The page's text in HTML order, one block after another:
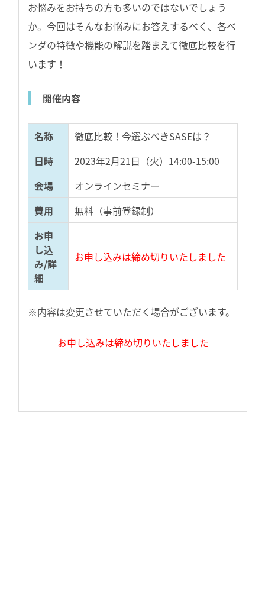
お悩みをお持ちの方も多いのではないでしょう
か。今回はそんなお悩みにお答えするべく、各ベ
ンダの特徴や機能の解説を踏まえて徹底比較を行
います！
開催内容
名称
徹底比較！今選ぶべきSASEは？
日時
2023年2月21日（火）14:00-15:00
会場
オンラインセミナー
費用
無料（事前登録制）
お申
し込
み/詳
細
お申し込みは締め切りいたしました
※内容は変更させていただく場合がございます。
お申し込みは締め切りいたしました